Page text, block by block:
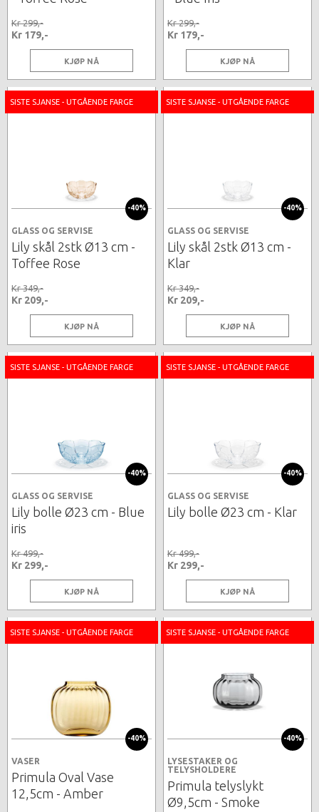
Kr 299,-
Kr 179,-
KJØP NÅ
Kr 299,-
Kr 179,-
KJØP NÅ
SISTE SJANSE - UTGÅENDE FARGE
-40%
GLASS OG SERVISE
Lily skål 2stk Ø13 cm -
Toffee Rose
Kr 349,-
Kr 209,-
KJØP NÅ
SISTE SJANSE - UTGÅENDE FARGE
-40%
GLASS OG SERVISE
Lily skål 2stk Ø13 cm -
Klar
Kr 349,-
Kr 209,-
KJØP NÅ
SISTE SJANSE - UTGÅENDE FARGE
-40%
GLASS OG SERVISE
Lily bolle Ø23 cm - Blue
iris
Kr 499,-
Kr 299,-
KJØP NÅ
SISTE SJANSE - UTGÅENDE FARGE
-40%
GLASS OG SERVISE
Lily bolle Ø23 cm - Klar
Kr 499,-
Kr 299,-
KJØP NÅ
SISTE SJANSE - UTGÅENDE FARGE
-40%
VASER
Primula Oval Vase
12,5cm - Amber
SISTE SJANSE - UTGÅENDE FARGE
-40%
LYSESTAKER OG
TELYSHOLDERE
Primula telyslykt
Ø9,5cm - Smoke